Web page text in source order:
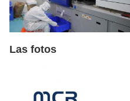
Las fotos